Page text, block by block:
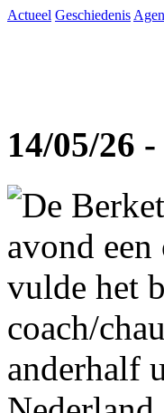
Actueel Geschiedenis
14/05/26
De
avond
vulde het
coach/
anderhalf